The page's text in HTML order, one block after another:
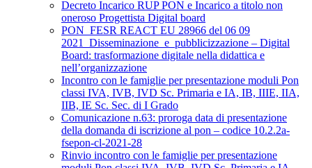
Decreto Incarico RUP PON e Incarico a titolo non
oneroso Progettista Digital board
PON_FESR REACT EU 28966 del 06 09
2021_Disseminazione_e_pubblicizzazione – Digital
Board: trasformazione digitale nella didattica e
nell’organizzazione
Incontro con le famiglie per presentazione moduli Pon
classi IVA, IVB, IVD Sc. Primaria e IA, IB, IIIE, IIA,
IIB, IE Sc. Sec. di I Grado
Comunicazione n.63: proroga data di presentazione
della domanda di iscrizione al pon – codice 10.2.2a-
fsepon-cl-2021-28
Rinvio incontro con le famiglie per presentazione